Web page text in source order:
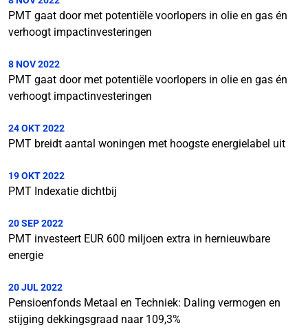
PMT gaat door met potentiële voorlopers in olie en gas én
verhoogt impactinvesteringen
8 NOV 2022
PMT gaat door met potentiële voorlopers in olie en gas én
verhoogt impactinvesteringen
24 OKT 2022
PMT breidt aantal woningen met hoogste energielabel uit
19 OKT 2022
PMT Indexatie dichtbij
20 SEP 2022
PMT investeert EUR 600 miljoen extra in hernieuwbare
energie
20 JUL 2022
Pensioenfonds Metaal en Techniek: Daling vermogen en
stijging dekkingsgraad naar 109,3%